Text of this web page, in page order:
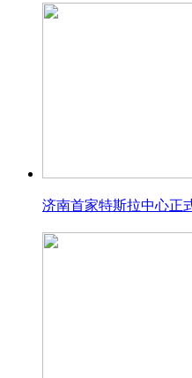
济南首家特斯拉中心正